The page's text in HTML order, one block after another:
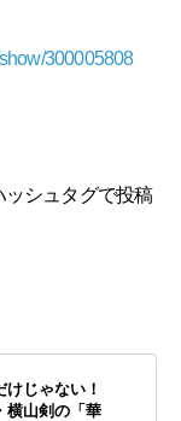
300005808
ッシュタグで投稿
けじゃない！
横山剣の「華